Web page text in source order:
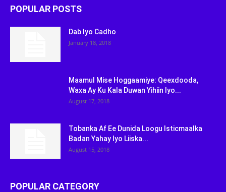
POPULAR POSTS
Dab Iyo Cadho
January 18, 2018
Maamul Mise Hoggaamiye: Qeexdooda,
Waxa Ay Ku Kala Duwan Yihiin Iyo...
August 17, 2018
Tobanka Af Ee Dunida Loogu Isticmaalka
Badan Yahay Iyo Liiska...
August 15, 2018
POPULAR CATEGORY